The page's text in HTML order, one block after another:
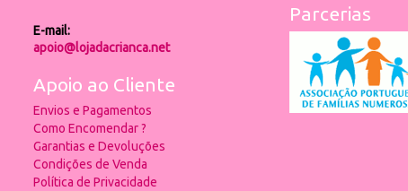
E-mail:
apoio@lojadacrianca.net
Apoio ao Cliente
Envios e Pagamentos
Como Encomendar ?
Garantias e Devoluções
Condições de Venda
Política de Privacidade
Parcerias